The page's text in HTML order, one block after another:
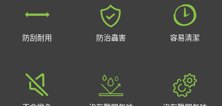
防刮耐用 防治蟲害 容易清潔